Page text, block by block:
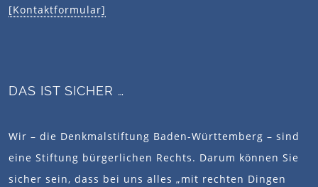
[Kontaktformular]
DAS IST SICHER …
Wir – die Denkmalstiftung Baden-Württemberg – sind
eine Stiftung bürgerlichen Rechts. Darum können Sie
sicher sein, dass bei uns alles „mit rechten Dingen